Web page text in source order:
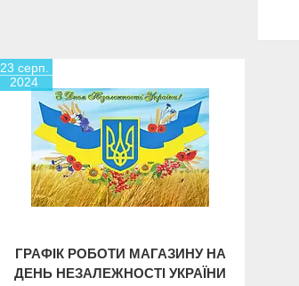
23 серп.
2024
ГРАФІК РОБОТИ МАГАЗИНУ НА
ДЕНЬ НЕЗАЛЕЖНОСТІ УКРАЇНИ